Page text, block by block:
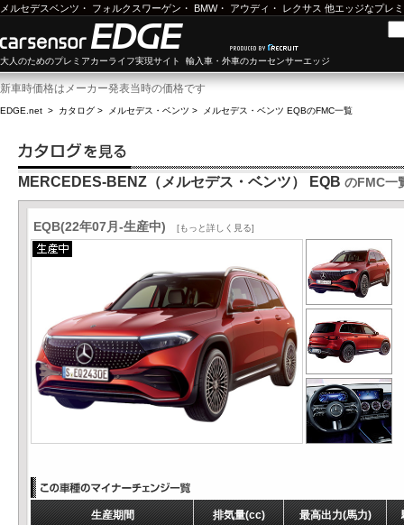
メルセデスベンツ ・ フォルクスワーゲン ・ BMW・ アウディ ・ レクサス 他エッジなプレ
大人のためのプレミアカーライフ実現サイト 輸入車・外車のカーセンサーエッジ
新車時価格はメーカー発表当時の価格です
EDGE.net > カタログ > メルセデス・ベンツ > メルセデス・ベンツ EQBのFMC一覧
MERCEDES-BENZ（メルセデス・ベンツ） EQB のFMC一
EQB(22年07月-生産中) [もっと詳しく見る]
生産期間 排気量(cc) 最高出力(馬力)